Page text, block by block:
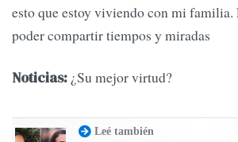
esto que estoy viviendo con mi familia.
poder compartir tiempos y miradas
Noticias:¿Su mejor virtud?
Leé también